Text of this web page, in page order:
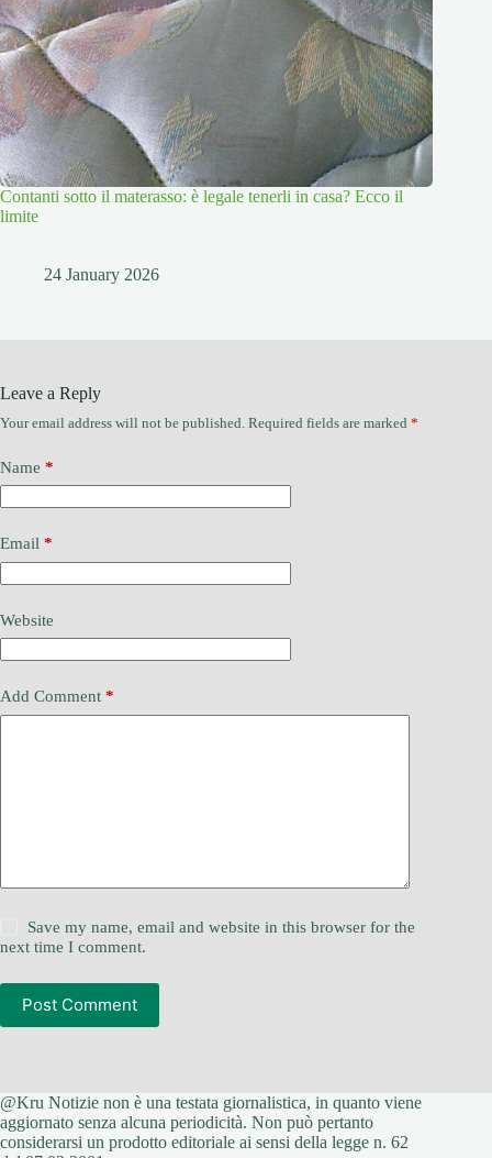
Contanti sotto il materasso: è legale tenerli in casa? Ecco il
limite
24 January 2026
Leave a Reply
Your email address will not be published. Required fields are marked *
Name *
Email *
Website
Add Comment *
Save my name, email and website in this browser for the
next time I comment.
Post Comment
@Kru Notizie non è una testata giornalistica, in quanto viene
aggiornato senza alcuna periodicità. Non può pertanto
considerarsi un prodotto editoriale ai sensi della legge n. 62